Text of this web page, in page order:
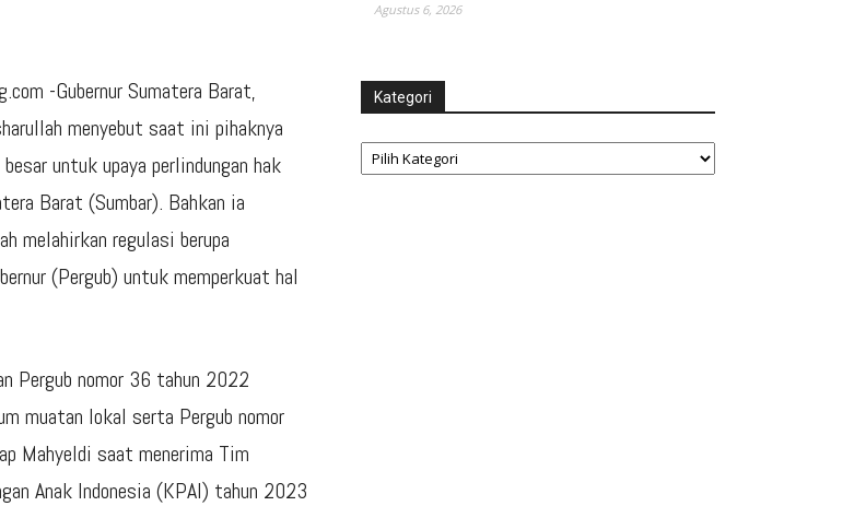
-Gubernur Sumatera Barat,
menyebut saat ini pihaknya
untuk upaya perlindungan hak
Barat (Sumbar). Bahkan ia
melahirkan regulasi berupa
(Pergub) untuk memperkuat hal
Pergub nomor 36 tahun 2022
muatan lokal serta Pergub nomor
Mahyeldi saat menerima Tim
Anak Indonesia (KPAI) tahun 2023
Agustus 6, 2026
Kategori
Kategori